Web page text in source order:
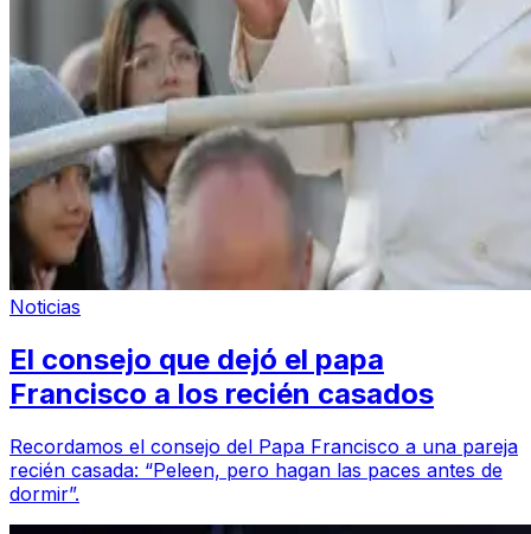
Noticias
El consejo que dejó el papa
Francisco a los recién casados
Recordamos el consejo del Papa Francisco a una pareja
recién casada: “Peleen, pero hagan las paces antes de
dormir”.